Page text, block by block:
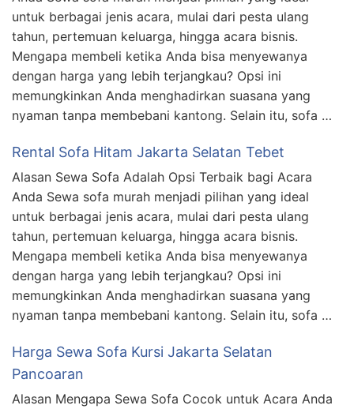
untuk berbagai jenis acara, mulai dari pesta ulang
tahun, pertemuan keluarga, hingga acara bisnis.
Mengapa membeli ketika Anda bisa menyewanya
dengan harga yang lebih terjangkau? Opsi ini
memungkinkan Anda menghadirkan suasana yang
nyaman tanpa membebani kantong. Selain itu, sofa …
Rental Sofa Hitam Jakarta Selatan Tebet
Alasan Sewa Sofa Adalah Opsi Terbaik bagi Acara
Anda Sewa sofa murah menjadi pilihan yang ideal
untuk berbagai jenis acara, mulai dari pesta ulang
tahun, pertemuan keluarga, hingga acara bisnis.
Mengapa membeli ketika Anda bisa menyewanya
dengan harga yang lebih terjangkau? Opsi ini
memungkinkan Anda menghadirkan suasana yang
nyaman tanpa membebani kantong. Selain itu, sofa …
Harga Sewa Sofa Kursi Jakarta Selatan
Pancoaran
Alasan Mengapa Sewa Sofa Cocok untuk Acara Anda